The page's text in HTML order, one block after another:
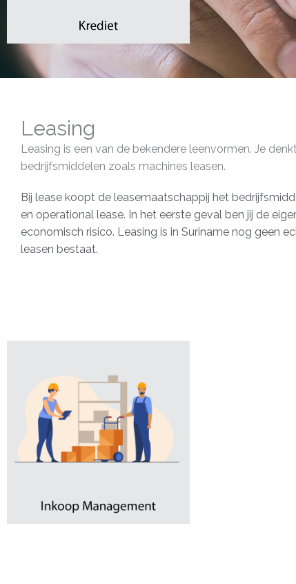
Leasing
Leasing is een van de bekendere leenvormen. Je
bedrijfsmiddelen zoals machines leasen.
Bij lease koopt de leasemaatschappij het
en operational lease. In het eerste geval ben jij de
economisch risico. Leasing is in Suriname nog geen
leasen bestaat.